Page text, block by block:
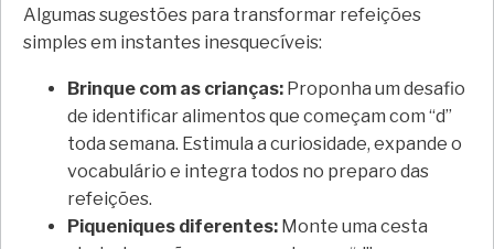
Algumas sugestões para transformar refeições
simples em instantes inesquecíveis:
Brinque com as crianças: Proponha um desafio
de identificar alimentos que começam com “d”
toda semana. Estimula a curiosidade, expande o
vocabulário e integra todos no preparo das
refeições.
Piqueniques diferentes: Monte uma cesta